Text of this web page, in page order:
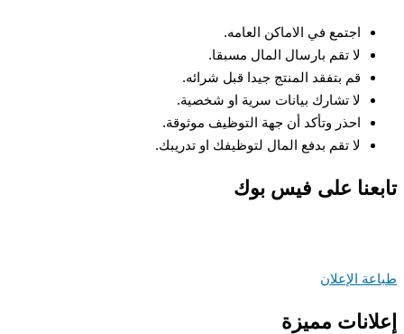
اجتمع في الاماكن العامه.
لا تقم بارسال المال مسبقا.
قم بتفقد المنتج جيدا قبل شرائه.
لا تشارك بيانات سرية او شخصية.
احذر وتأكد أن جهة التوظيف موثوقة.
لا تقم بدفع المال لتوظيفك او تدريبك.
على فيس بوك
الإعلان
مميزة